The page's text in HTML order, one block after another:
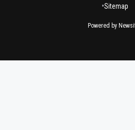
•Sitemap
Powered by